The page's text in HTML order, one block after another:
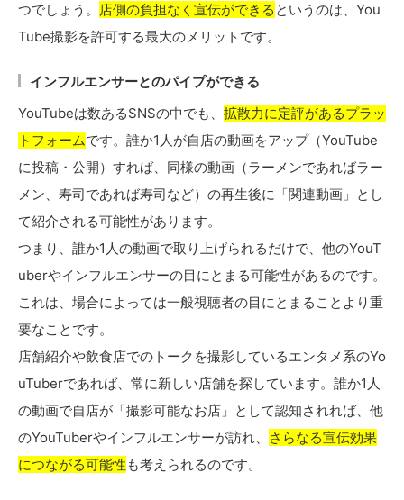
つでしょう。 店側の負担なく宣伝ができる というのは、You
Tube撮影を許可する最大のメリットです。
インフルエンサーとのパイプができる
YouTubeは数あるSNSの中でも、 拡散力に定評があるプラッ
トフォームです。誰か1人が自店の動画をアップ（YouTube
に投稿・公開）すれば、同様の動画（ラーメンであればラー
メン、寿司であれば寿司など）の再生後に「関連動画」とし
て紹介される可能性があります。
つまり、誰か1人の動画で取り上げられるだけで、他のYouT
uberやインフルエンサーの目にとまる可能性があるのです。
これは、場合によっては一般視聴者の目にとまることより重
要なことです。
店舗紹介や飲食店でのトークを撮影しているエンタメ系のYo
uTuberであれば、常に新しい店舗を探しています。誰か1人
の動画で自店が「撮影可能なお店」として認知されれば、他
のYouTuberやインフルエンサーが訪れ、
さらなる宣伝効果
につながる可能性 も考えられるのです。